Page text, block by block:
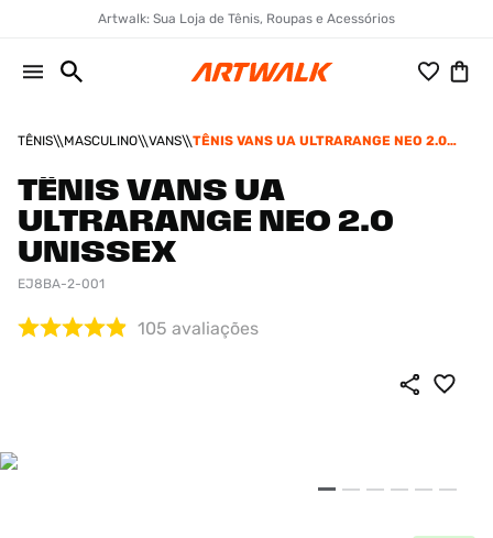
Artwalk: Sua Loja de Tênis, Roupas e Acessórios
TÊNIS MASCULINO VANS
TÊNIS VANS UA ULTRARANGE NEO 2.0
TÊNIS VANS UA
ULTRARANGE NEO 2.0
UNISSEX
EJ8BA-2-001
105 avaliações